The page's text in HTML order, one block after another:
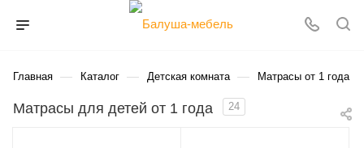
Главная — Каталог — Детская комната — Матрасы от 1 года
Матрасы для детей от 1 года 24